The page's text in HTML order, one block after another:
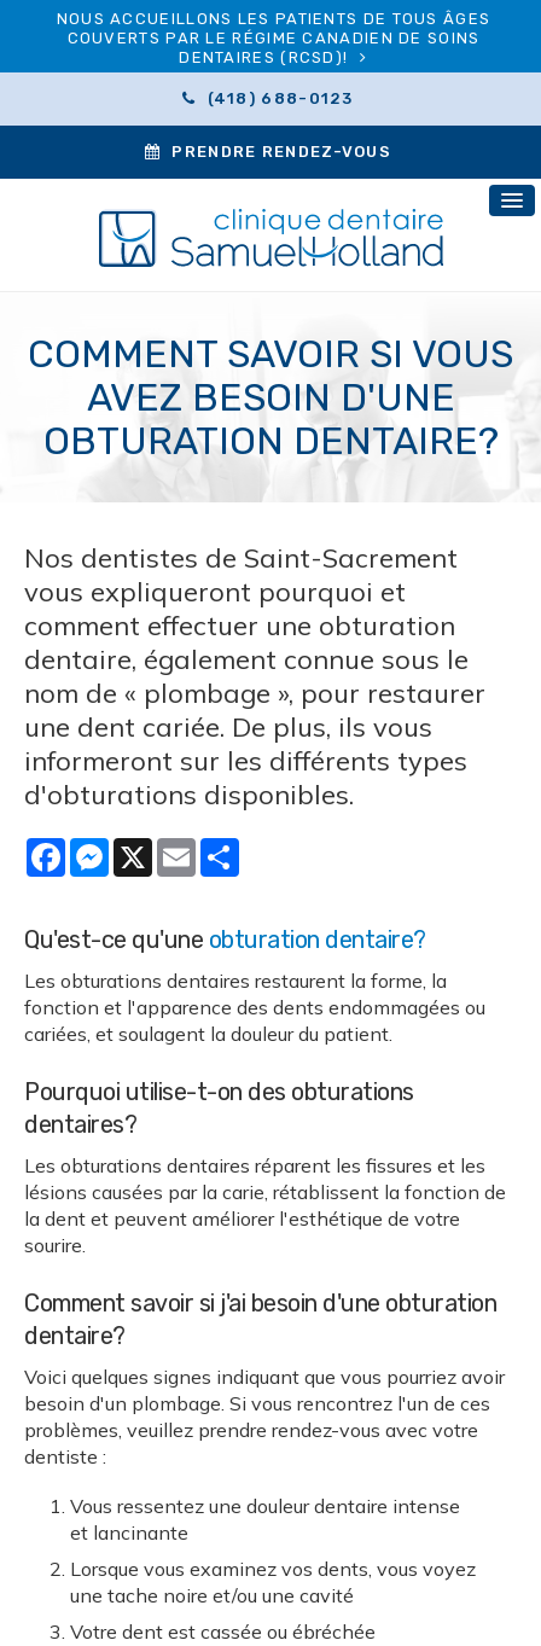
NOUS ACCUEILLONS LES PATIENTS DE TOUS ÂGES
COUVERTS PAR LE RÉGIME CANADIEN DE SOINS
DENTAIRES (RCSD)!
(418) 688-0123
PRENDRE RENDEZ-VOUS
COMMENT SAVOIR SI VOUS
AVEZ BESOIN D'UNE
OBTURATION DENTAIRE?
Nos dentistes de Saint-Sacrement
vous expliqueront pourquoi et
comment effectuer une obturation
dentaire, également connue sous le
nom de « plombage », pour restaurer
une dent cariée. De plus, ils vous
informeront sur les différents types
d'obturations disponibles.
FacebookMessenger
X Email
Qu'est-ce qu'une obturation dentaire?
Les obturations dentaires restaurent la forme, la
fonction et l'apparence des dents endommagées ou
cariées, et soulagent la douleur du patient.
Pourquoi utilise-t-on des obturations
dentaires?
Les obturations dentaires réparent les fissures et les
lésions causées par la carie, rétablissent la fonction de
la dent et peuvent améliorer l'esthétique de votre
sourire.
Comment savoir si j'ai besoin d'une obturation
dentaire?
Voici quelques signes indiquant que vous pourriez avoir
besoin d'un plombage. Si vous rencontrez l'un de ces
problèmes, veuillez prendre rendez-vous avec votre
dentiste :
Vous ressentez une douleur dentaire intense
et lancinante
Lorsque vous examinez vos dents, vous voyez
une tache noire et/ou une cavité
Votre dent est cassée ou ébréchée